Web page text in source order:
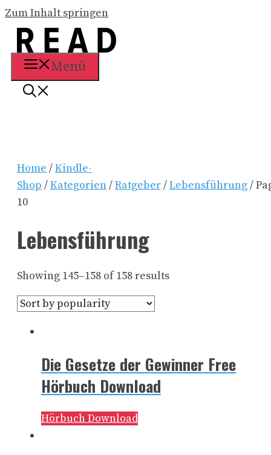
Zum Inhalt springen
Menü
Home /Kindle-
Shop /Kategorien/Ratgeber/Lebensführung/
10
Lebensführung
Showing 145–158 of 158 results
Die Gesetze der Gewinner Free
Hörbuch Download
Hörbuch Download